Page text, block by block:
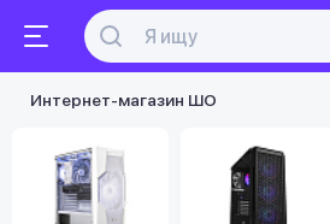
Интернет-магазин ШО